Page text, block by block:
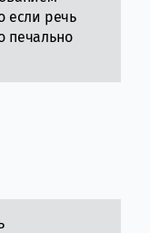
если речь
печально